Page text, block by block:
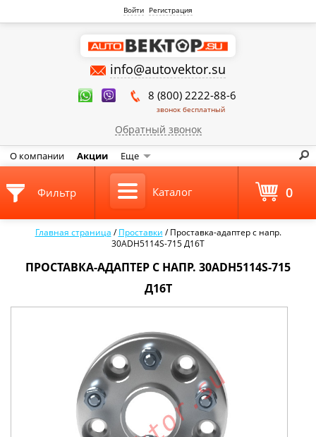
Войти Регистрация
info@autovektor.su
8 (800) 2222-88-6
звонок бесплатный
Обратный звонок
О компании Акции Еще
Главная страница /Проставки /Проставка-адаптер с напр.
30ADH5114S-715 Д16Т
ПРОСТАВКА-АДАПТЕР С НАПР. 30ADH5114S-715
Д16Т
Фильтр Каталог 0